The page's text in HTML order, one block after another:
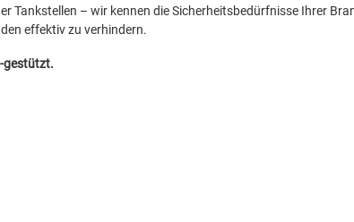
Tankstellen – wir kennen die Sicherheitsbedürfnisse Ihrer
effektiv zu verhindern.
gestützt.